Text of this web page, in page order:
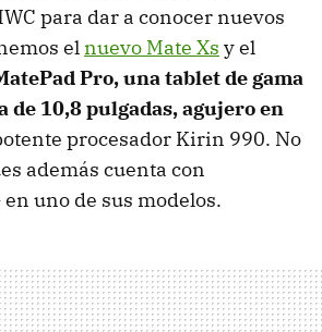
para dar a conocer nuevos
el nuevo Mate Xs y el
Pro, una tablet de gama
de 10,8 pulgadas, agujero en
procesador Kirin 990. No
además cuenta con
uno de sus modelos.